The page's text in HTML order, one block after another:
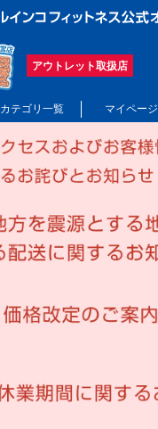
アウトレット取扱店
カテゴリ一覧 マイページ